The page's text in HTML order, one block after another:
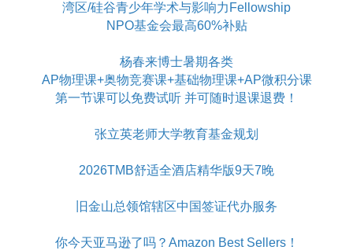
湾区/硅谷青少年学术与影响力Fellowship
NPO基金会最高60%补贴
杨春来博士暑期各类
AP物理课+奥物竞赛课+基础物理课+AP微积分课
第一节课可以免费试听 并可随时退课退费！
张立英老师大学教育基金规划
2026TMB舒适全酒店精华版9天7晚
旧金山总领馆辖区中国签证代办服务
你今天亚马逊了吗？Amazon Best Sellers！